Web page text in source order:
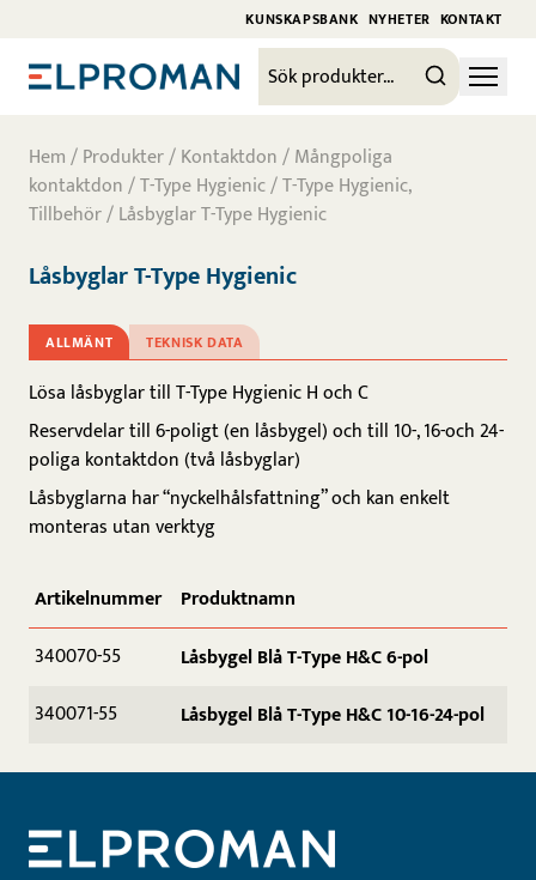
KUNSKAPSBANK NYHETER KONTAKT
Hem/Produkter/Kontaktdon/Mångpoliga
kontaktdon/T-Type Hygienic/T-Type Hygienic,
Tillbehör/ Låsbyglar T-Type Hygienic
Låsbyglar T-Type Hygienic
ALLMÄNT TEKNISK DATA
Lösa låsbyglar till T-Type Hygienic H och C
Reservdelar till 6-poligt (en låsbygel) och till 10-, 16-och 24-
poliga kontaktdon (två låsbyglar)
Låsbyglarna har “nyckelhålsfattning” och kan enkelt
monteras utan verktyg
Artikelnummer
Produktnamn
340070-55
Låsbygel Blå T-Type H&C 6-pol
340071-55
Låsbygel Blå T-Type H&C 10-16-24-pol